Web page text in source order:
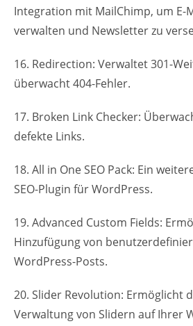
Integration mit MailChimp, um E-
verwalten und Newsletter zu
16. Redirection: Verwaltet 301-
überwacht 404-Fehler.
17. Broken Link Checker:
defekte Links.
18. All in One SEO Pack: Ein
SEO-Plugin für WordPress.
19. Advanced Custom Fields:
Hinzufügung von
WordPress-Posts.
20. Slider Revolution: Ermöglicht
Verwaltung von Slidern auf Ihrer